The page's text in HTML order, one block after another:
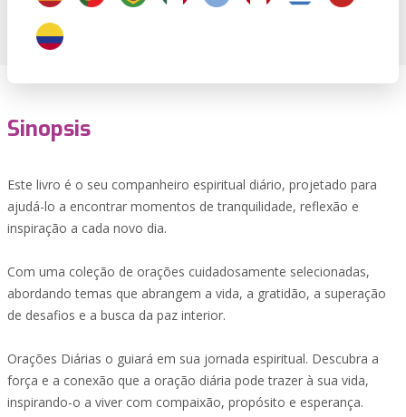
Sinopsis
Este livro é o seu companheiro espiritual diário, projetado para
ajudá-lo a encontrar momentos de tranquilidade, reflexão e
inspiração a cada novo dia.
Com uma coleção de orações cuidadosamente selecionadas,
abordando temas que abrangem a vida, a gratidão, a superação
de desafios e a busca da paz interior.
Orações Diárias o guiará em sua jornada espiritual. Descubra a
força e a conexão que a oração diária pode trazer à sua vida,
inspirando-o a viver com compaixão, propósito e esperança.